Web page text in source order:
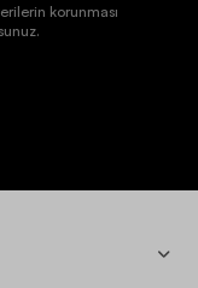
korunması